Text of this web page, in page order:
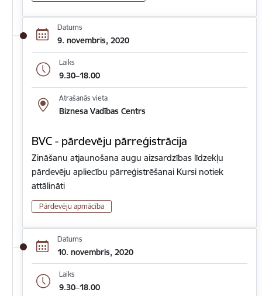
Datums
9. novembris, 2020
Laiks
9.30–18.00
Atrašanās vieta
Biznesa Vadības Centrs
BVC - pārdevēju pārreģistrācija
Zināšanu atjaunošana augu aizsardzības līdzekļu
pārdevēju apliecību pārreģistrēšanai Kursi notiek
attālināti
Pārdevēju apmācība
Datums
10. novembris, 2020
Laiks
9.30–18.00